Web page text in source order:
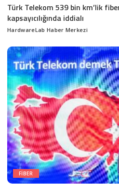
Türk Telekom 539 bin km’lik
kapsayıcılığında iddialı
Posted
HardwareLab Haber Merkezi
FIBER